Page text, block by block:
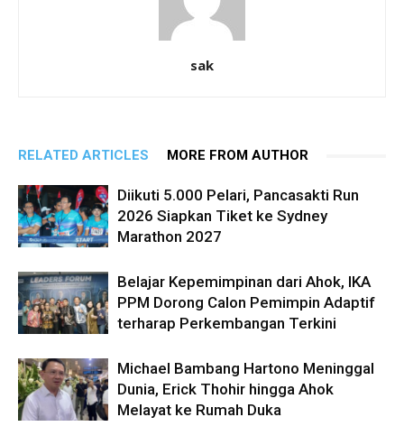
sak
RELATED ARTICLES MORE FROM AUTHOR
Diikuti 5.000 Pelari, Pancasakti Run
2026 Siapkan Tiket ke Sydney
Marathon 2027
Belajar Kepemimpinan dari Ahok, IKA
PPM Dorong Calon Pemimpin Adaptif
terharap Perkembangan Terkini
Michael Bambang Hartono Meninggal
Dunia, Erick Thohir hingga Ahok
Melayat ke Rumah Duka